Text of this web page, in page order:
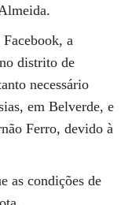
a
distrito de
necessário
em Belverde, e
Ferro, devido à
as condições de